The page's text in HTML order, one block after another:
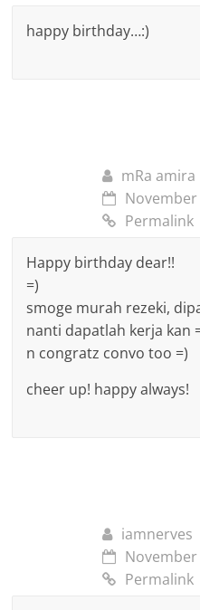
happy birthday…:)
mRa amira
November
Permalink
Happy birthday dear!!
=)
smoge murah rezeki,
nanti dapatlah kerja kan
n congratz convo too =)
cheer up! happy always!
iamnerves
November
Permalink